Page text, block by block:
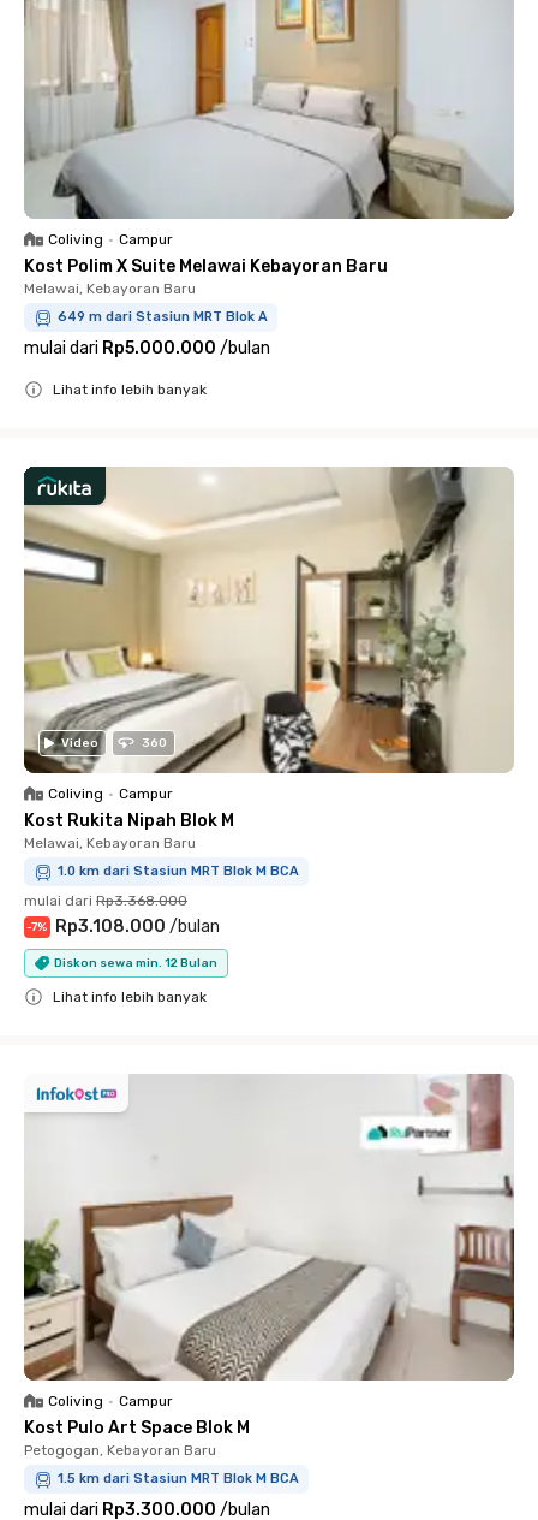
Coliving • Campur
Kost Polim X Suite Melawai Kebayoran Baru
Melawai, Kebayoran Baru
649 m dari Stasiun MRT Blok A
mulai dari Rp5.000.000 /bulan
Lihat info lebih banyak
Video 360
Coliving • Campur
Kost Rukita Nipah Blok M
Melawai, Kebayoran Baru
1.0 km dari Stasiun MRT Blok M BCA
mulai dari Rp3.368.000
-7% Rp3.108.000 /bulan
Diskon sewa min. 12 Bulan
Lihat info lebih banyak
Coliving • Campur
Kost Pulo Art Space Blok M
Petogogan, Kebayoran Baru
1.5 km dari Stasiun MRT Blok M BCA
mulai dari Rp3.300.000 /bulan